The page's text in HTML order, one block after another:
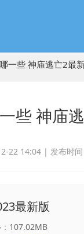
一些 神庙逃亡2最
些 神庙
22 14:04 | 发布时
最新版
107.02MB